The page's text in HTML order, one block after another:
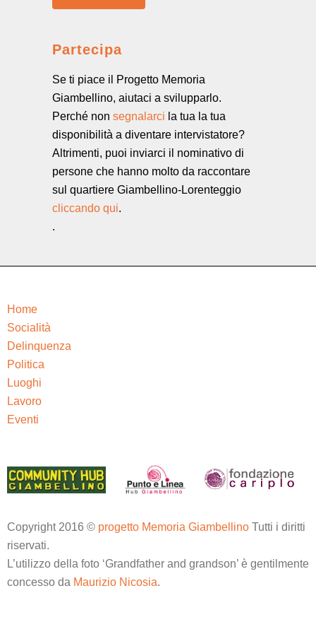
Partecipa
Se ti piace il Progetto Memoria
Giambellino, aiutaci a svilupparlo.
Perché non segnalarci la tua la tua
disponibilità a diventare intervistatore?
Altrimenti, puoi inviarci il nominativo di
persone che hanno molto da raccontare
sul quartiere Giambellino-Lorenteggio
cliccando qui.
.
Home
Socialità
Delinquenza
Politica
Luoghi
Lavoro
Eventi
Copyright 2016 © progetto Memoria Giambellino Tutti i diritti
riservati.
L’utilizzo della foto ‘Grandfather and grandson’ è gentilmente
concesso da Maurizio Nicosia.